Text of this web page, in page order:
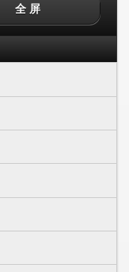
全 屏